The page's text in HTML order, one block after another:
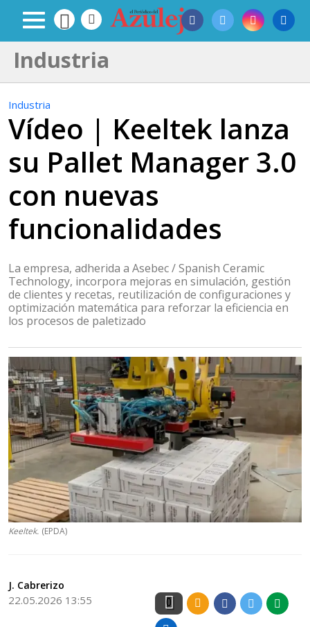
Industria
Industria
Vídeo | Keeltek lanza
su Pallet Manager 3.0
con nuevas
funcionalidades
La empresa, adherida a Asebec / Spanish Ceramic
Technology, incorpora mejoras en simulación, gestión
de clientes y recetas, reutilización de configuraciones y
optimización matemática para reforzar la eficiencia en
los procesos de paletizado
Keeltek. (EPDA)
J. Cabrerizo
22.05.2026 13:55 0